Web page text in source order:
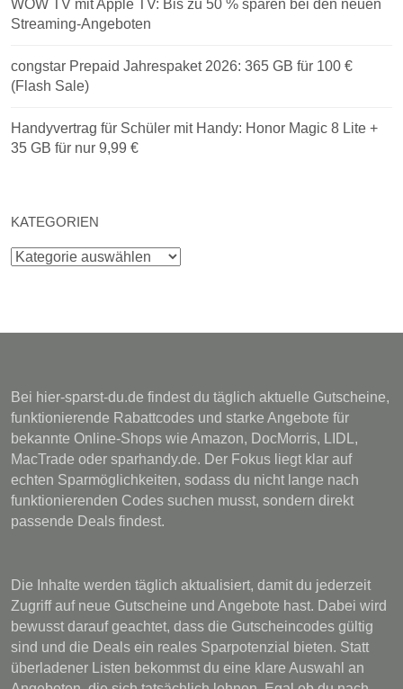
WOW TV mit Apple TV: Bis zu 50 % sparen bei den neuen
Streaming-Angeboten
congstar Prepaid Jahrespaket 2026: 365 GB für 100 €
(Flash Sale)
Handyvertrag für Schüler mit Handy: Honor Magic 8 Lite +
35 GB für nur 9,99 €
KATEGORIEN
Kategorien
Bei hier-sparst-du.de findest du täglich aktuelle Gutscheine,
funktionierende Rabattcodes und starke Angebote für
bekannte Online-Shops wie Amazon, DocMorris, LIDL,
MacTrade oder sparhandy.de. Der Fokus liegt klar auf
echten Sparmöglichkeiten, sodass du nicht lange nach
funktionierenden Codes suchen musst, sondern direkt
passende Deals findest.
Die Inhalte werden täglich aktualisiert, damit du jederzeit
Zugriff auf neue Gutscheine und Angebote hast. Dabei wird
bewusst darauf geachtet, dass die Gutscheincodes gültig
sind und die Deals ein reales Sparpotenzial bieten. Statt
überladener Listen bekommst du eine klare Auswahl an